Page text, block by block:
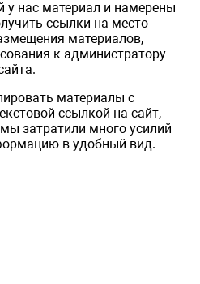
нас материал и намерены
ссылки на место
материалов,
к администратору
материалы с
ссылкой на сайт,
затратили много усилий
в удобный вид.